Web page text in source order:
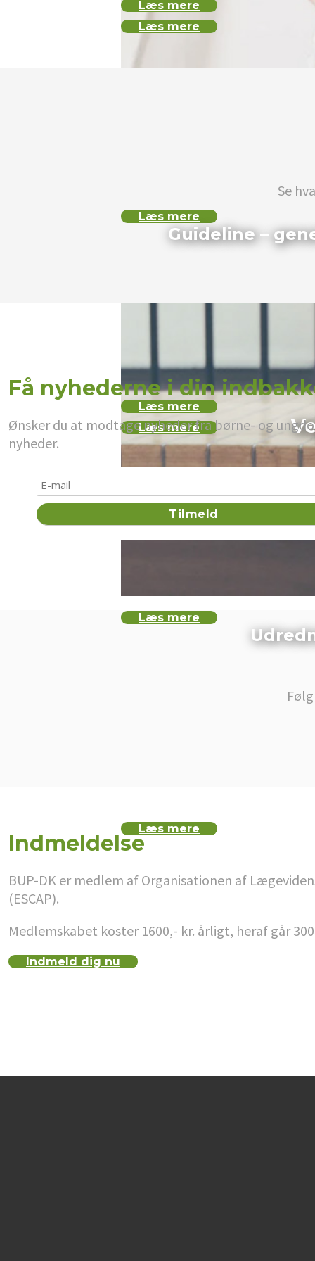
Læs mere
Læs mere
Læs mere
Læs mere
Læs mere
Guideline –
Læs mere
Læs mere
Se
Få nyhederne i din
Ønsker du at modtage nyheder fra børne- og
nyheder.
Indmeldelse
BUP-DK er medlem af Organisationen af
(ESCAP).
Medlemskabet koster 1600,- kr. årligt, heraf går
Indmeld dig nu